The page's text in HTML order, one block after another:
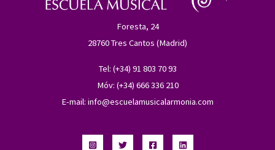
Foresta, 24
28760 Tres Cantos (Madrid)
Tel: (+34) 91 803 70 93
Móv: (+34) 666 336 210
E-mail: info@escuelamusicalarmonia.com